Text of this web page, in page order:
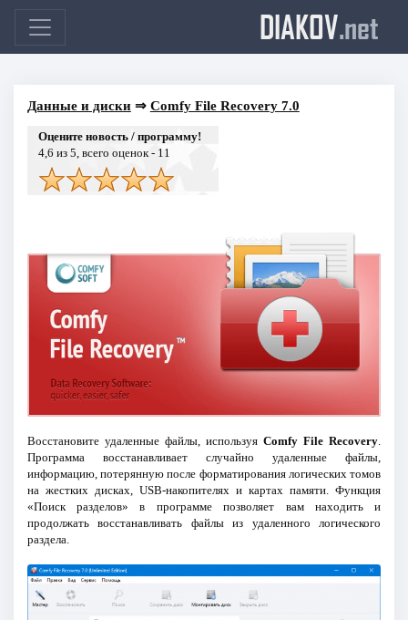
DIAKOV.net
Данные и диски⇒ Comfy File Recovery 7.0
Оцените новость / программу!
4,6 из 5, всего оценок - 11
Восстановите удаленные файлы, используяComfy File Recovery
Программа восстанавливает случайно удаленные файлы,
информацию, потерянную после форматирования логических томов
на жестких дисках, USB-накопителях и картах памяти. Функция
«Поиск разделов» в программе позволяет вам находить и
продолжать восстанавливать файлы из удаленного логического
раздела.